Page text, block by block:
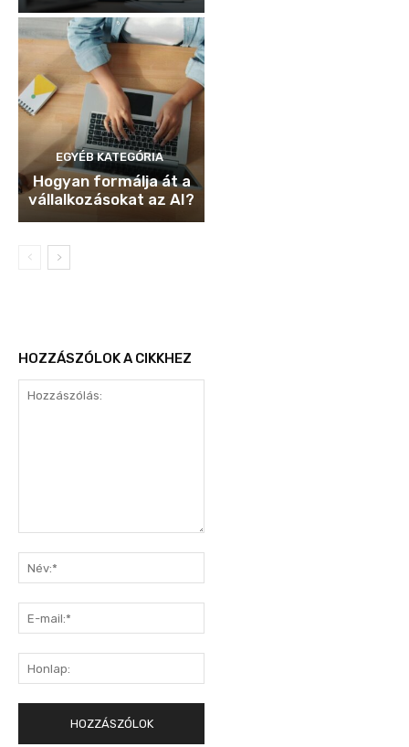
EGYÉB KATEGÓRIA
Hogyan formálja át a
vállalkozásokat az AI?
HOZZÁSZÓLOK A CIKKHEZ
mail:*